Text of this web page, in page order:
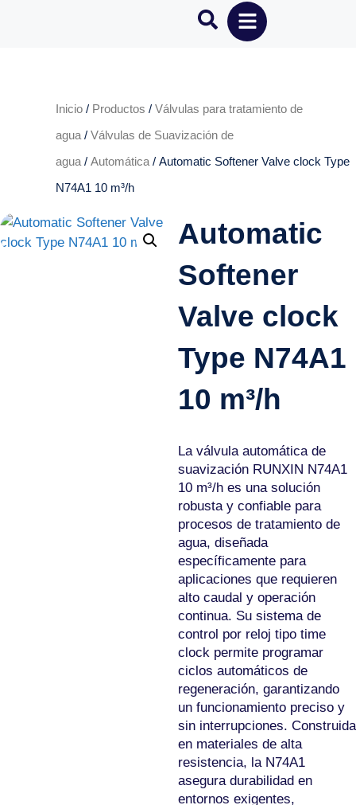
Inicio / Productos / Válvulas para tratamiento de
agua / Válvulas de Suavización de
agua / Automática / Automatic Softener Valve clock Type
N74A1 10 m³/h
Automatic
Softener
Valve clock
Type N74A1
10 m³/h
La válvula automática de
suavización RUNXIN N74A1
10 m³/h es una solución
robusta y confiable para
procesos de tratamiento de
agua, diseñada
específicamente para
aplicaciones que requieren
alto caudal y operación
continua. Su sistema de
control por reloj tipo time
clock permite programar
ciclos automáticos de
regeneración, garantizando
un funcionamiento preciso y
sin interrupciones. Construida
en materiales de alta
resistencia, la N74A1
asegura durabilidad en
entornos exigentes,